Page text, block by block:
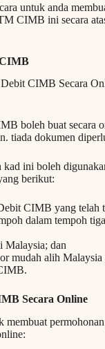
untuk anda
CIMB ini secara
boleh buat secara
tiada dokumen
kad ini boleh
berikut:
CIMB yang telah
dalam tempoh
Malaysia; dan
mudah alih Malaysia
Secara Online
membuat